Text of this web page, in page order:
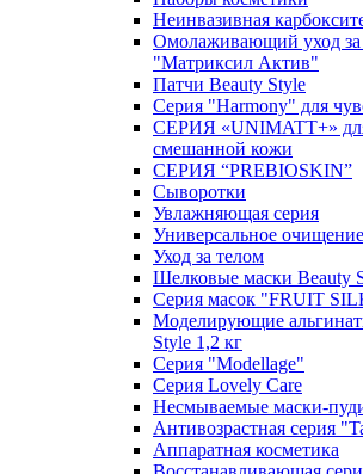
Неинвазивная
Омолаживающий уход
"Матриксил Актив"
Патчи Beauty Style
Серия "Harmony" для
СЕРИЯ «UNIMATT+»
смешанной кожи
СЕРИЯ “PREBIOSKIN”
Сыворотки
Увлажняющая серия
Универсальное очищение
Уход за телом
Шелковые маски Beauty
Серия масок "FRUIT
Моделирующие
Style 1,2 кг
Серия "Modellage"
Cерия Lovely Care
Несмываемые маски-
Антивозрастная серия
Аппаратная косметика